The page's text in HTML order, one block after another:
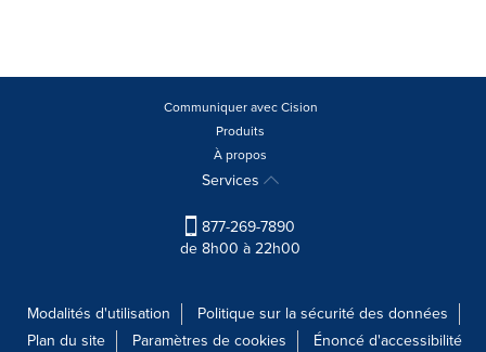
Communiquer avec Cision
Produits
À propos
Services
877-269-7890
de 8h00 à 22h00
Modalités d'utilisation
Politique sur la sécurité des données
Plan du site
Paramètres de cookies Énoncé d'accessibilité